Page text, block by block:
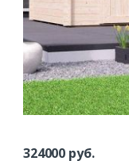
324000 руб.